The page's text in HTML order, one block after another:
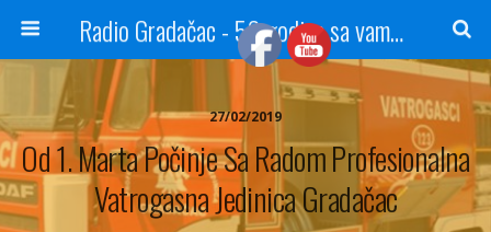
Radio Gradačac - 56 godina sa vama...
27/02/2019
Od 1. Marta Počinje Sa Radom Profesionalna
Vatrogasna Jedinica Gradačac